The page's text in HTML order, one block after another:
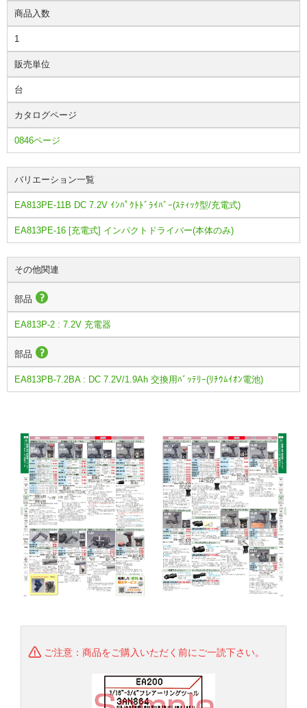
商品入数
1
販売単位
台
カタログページ
0846ページ
バリエーション一覧
EA813PE-11B DC 7.2V ｲﾝﾊﾟｸﾄﾄﾞﾗｲﾊﾞｰ(ｽﾃｨｯｸ型/充電式)
EA813PE-16 [充電式] インパクトドライバー(本体のみ)
その他関連
部品
EA813P-2 : 7.2V 充電器
部品
EA813PB-7.2BA : DC 7.2V/1.9Ah 交換用ﾊﾞｯﾃﾘｰ(ﾘﾁｳﾑｲｵﾝ電池)
ご注意：商品をご購入いただく前にご一読下さい。